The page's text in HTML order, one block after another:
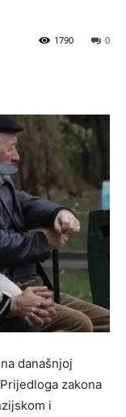
0
1790
današnjoj
zakona
i